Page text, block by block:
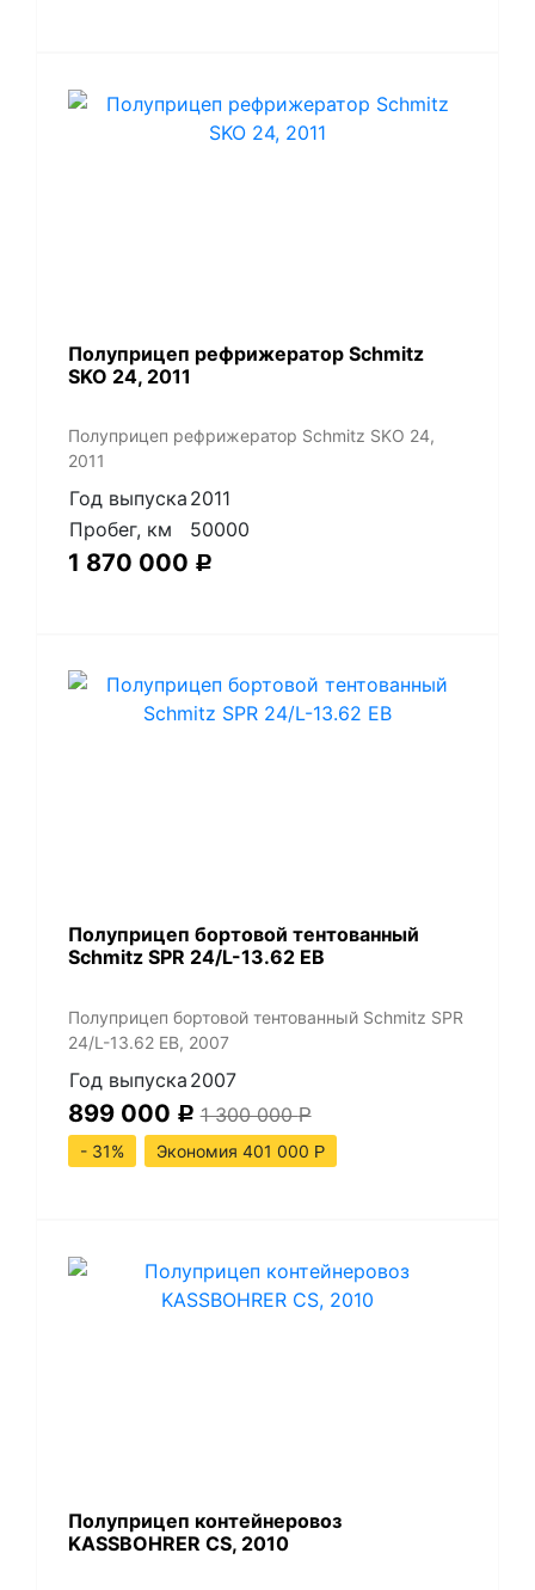
Полуприцеп рефрижератор Schmitz
SKO 24, 2011
Полуприцеп рефрижератор Schmitz SKO 24,
2011
Год выпуска 2011
Пробег, км
50000
1 870 000 Р
Полуприцеп бортовой тентованный
Schmitz SPR 24/L-13.62 EB
Полуприцеп бортовой тентованный Schmitz SPR
24/L-13.62 EB, 2007
Год выпуска 2007
899 000 Р 1 300 000Р
- 31%
Экономия 401 000 Р
Полуприцеп контейнеровоз
KASSBOHRER CS, 2010